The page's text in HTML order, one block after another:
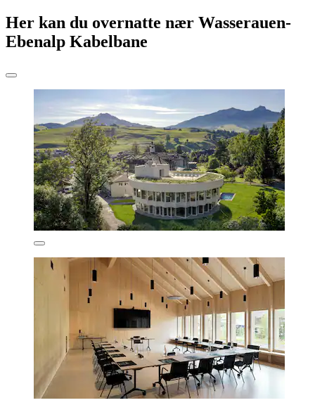
Her kan du overnatte nær Wasserauen-
Ebenalp Kabelbane